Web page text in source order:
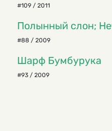
#109 / 2011
Полынный слон;
#88 / 2009
Шарф Бумбурука
#93 / 2009